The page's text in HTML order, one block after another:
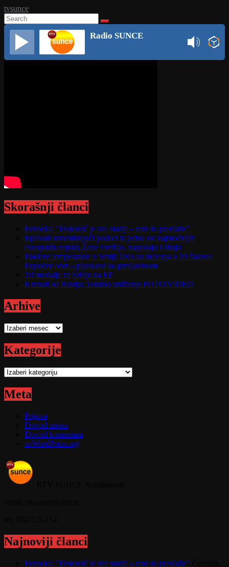
tvsunce
Radio SUNCE
Skorašnji članci
Fonseka: "Đoković je sve stariji – zato to predlaže"
Isplivali uznemirujući podaci iz jedne od najmoćnijih
evropskih vojski; Žene vređaju, napadaju i siluju
Paklene temperature u Srbiji: Ovo su merenja u 10 časova;
Popodne obrt – pljuskovi sa grmljavinom
Tri medalje za Srbiju na EP
Krenuli na Rusiju; Totalno uništenje FOTO/VIDEO
Arhive
Arhive
Kategorije
Kategorije
Meta
Prijava
Dovod unosa
Dovod komentara
sr.WordPress.org
Najnoviji članci
Fonseka: "Đoković je sve stariji – zato to predlaže"